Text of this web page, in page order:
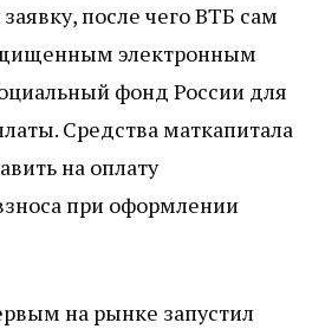
после чего ВТБ сам
электронным
фонд России для
Средства маткапитала
на оплату
при оформлении
на рынке запустил